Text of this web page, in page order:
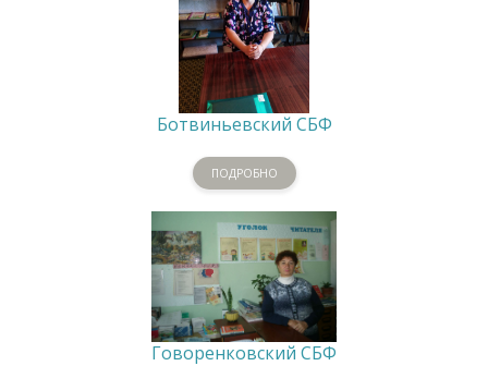
Ботвиньевский СБФ
ПОДРОБНО
Говоренковский СБФ